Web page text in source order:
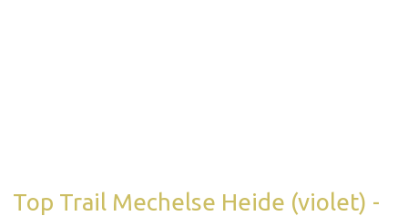
Top Trail Mechelse Heide (violet) -